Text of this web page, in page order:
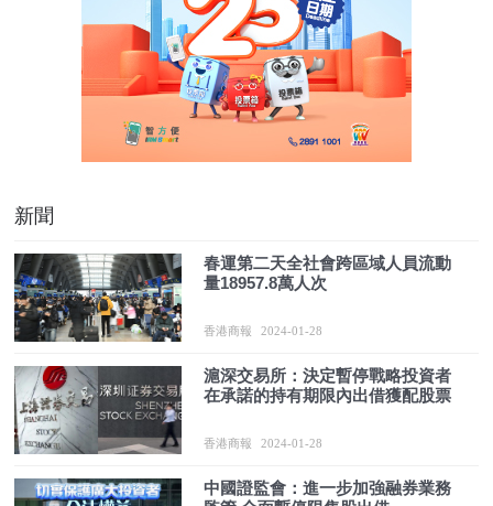
新聞
春運第二天全社會跨區域人員流動
量18957.8萬人次
香港商報 2024-01-28
滬深交易所：決定暫停戰略投資者
在承諾的持有期限內出借獲配股票
香港商報 2024-01-28
中國證監會：進一步加強融券業務